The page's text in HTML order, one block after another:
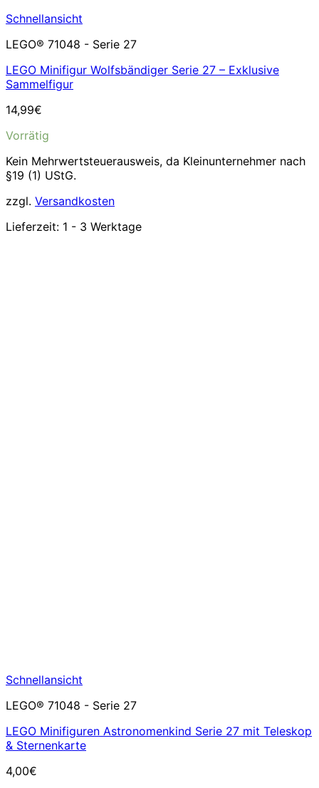
Schnellansicht
LEGO® 71048 - Serie 27
LEGO Minifigur Wolfsbändiger Serie 27 – Exklusive
Sammelfigur
14,99€
Vorrätig
Kein Mehrwertsteuerausweis, da Kleinunternehmer nach
§19 (1) UStG.
zzgl. Versandkosten
Lieferzeit: 1 - 3 Werktage
Schnellansicht
LEGO® 71048 - Serie 27
LEGO Minifiguren Astronomenkind Serie 27 mit Teleskop
& Sternenkarte
4,00€